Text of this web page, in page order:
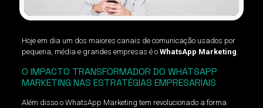
Hoje em dia um dos maiores canais de comunicação usados por
pequena, média e grandes empresas é o WhatsApp Marketing
O IMPACTO TRANSFORMADOR DO WHATSAPP
MARKETING NAS ESTRATÉGIAS EMPRESARIAIS
Além disso o WhatsApp Marketing tem revolucionado a forma